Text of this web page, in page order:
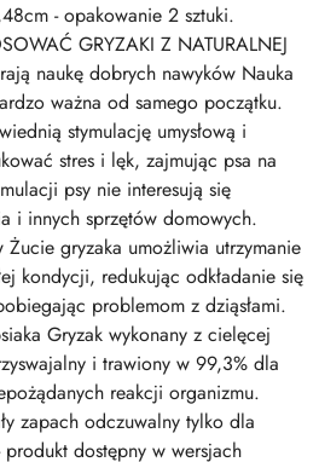
- opakowanie 2 sztuki.
GRYZAKI Z NATURALNEJ
naukę dobrych nawyków Nauka
ważna od samego początku.
stymulację umysłową i
stres i lęk, zajmując psa na
psy nie interesują się
i innych sprzętów domowych.
gryzaka umożliwia utrzymanie
kondycji, redukując odkładanie się
problemom z dziąsłami.
Gryzak wykonany z cielęcej
i trawiony w 99,3% dla
reakcji organizmu.
zapach odczuwalny tylko dla
dostępny w wersjach